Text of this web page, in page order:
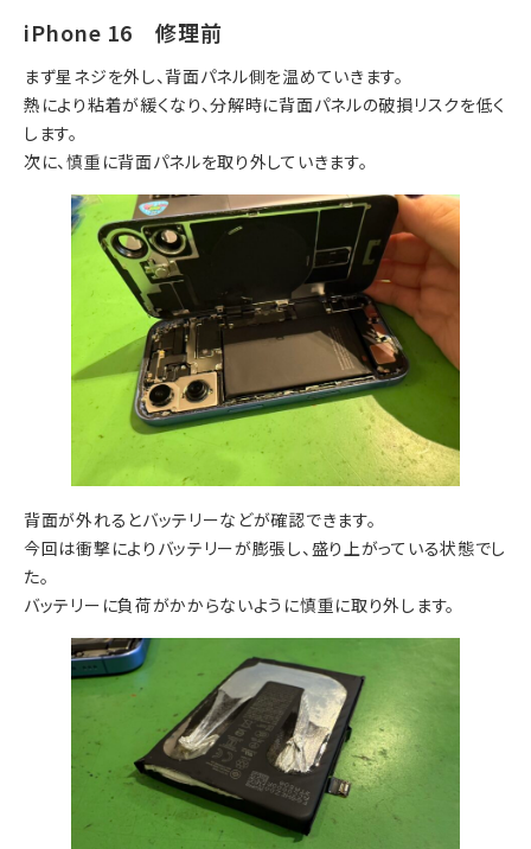
iPhone 16 修理前
まず星ネジを外し、背面パネル側を温めていきます。
熱により粘着が緩くなり、分解時に背面パネルの破損リスクを低く
します。
次に、慎重に背面パネルを取り外していきます。
背面が外れるとバッテリーなどが確認できます。
今回は衝撃によりバッテリーが膨張し、盛り上がっている状態でし
た。
バッテリーに負荷がかからないように慎重に取り外します。